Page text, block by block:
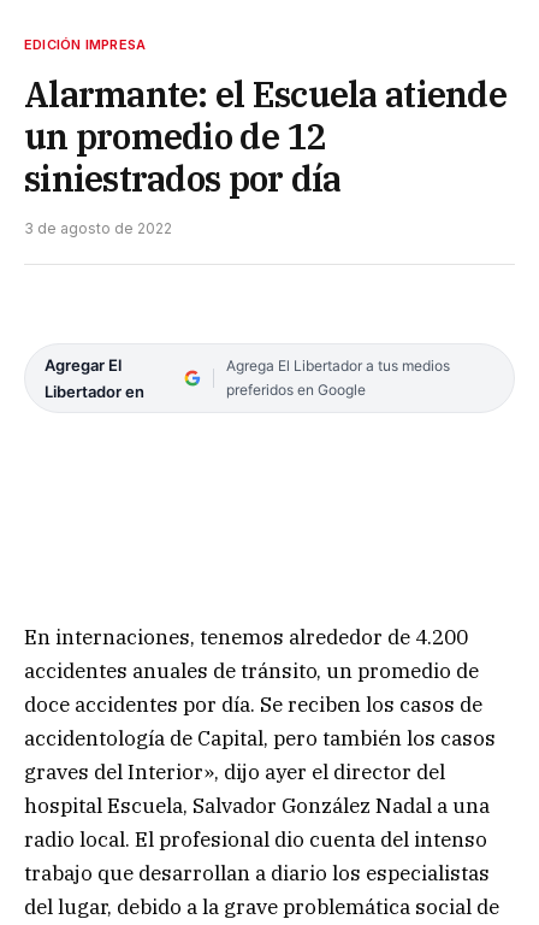
EDICIÓN IMPRESA
Alarmante: el Escuela atiende
un promedio de 12
siniestrados por día
3 de agosto de 2022
Agregar El
Libertador en
Agrega El Libertador a tus medios
preferidos en Google
En internaciones, tenemos alrededor de 4.200
accidentes anuales de tránsito, un promedio de
doce accidentes por día. Se reciben los casos de
accidentología de Capital, pero también los casos
graves del Interior», dijo ayer el director del
hospital Escuela, Salvador González Nadal a una
radio local. El profesional dio cuenta del intenso
trabajo que desarrollan a diario los especialistas
del lugar, debido a la grave problemática social de